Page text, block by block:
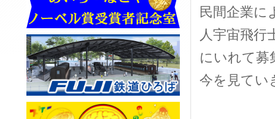
民間企業に
人宇宙飛行
にいれて募
今を見てい